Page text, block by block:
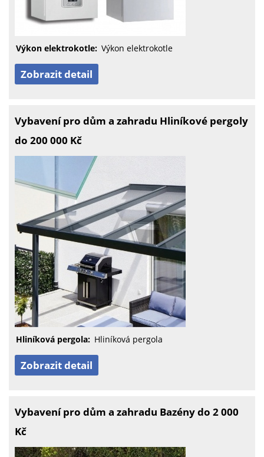
Výkon elektrokotle: Výkon elektrokotle
Zobrazit detail
Vybavení pro dům a zahradu Hliníkové pergoly
do 200 000 Kč
Hliníková pergola: Hliníková pergola
Zobrazit detail
Vybavení pro dům a zahradu Bazény do 2 000
Kč